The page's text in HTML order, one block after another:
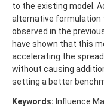
to the existing model.
alternative formulation
observed in the
have shown that this
accelerating the
without causing
setting a better
Keywords: Influence